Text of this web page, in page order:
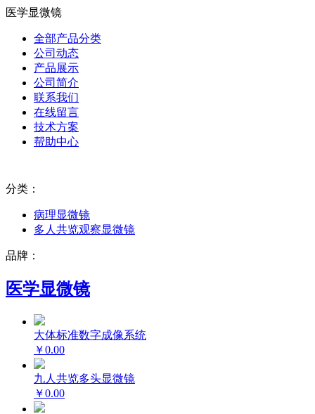
医学显微镜
全部产品分类
公司动态
产品展示
公司简介
联系我们
在线留言
技术方案
帮助中心
分类：
病理显微镜
多人共览观察显微镜
品牌：
医学显微镜
大体标准数字成像系统
￥0.00
九人共览多头显微镜
￥0.00